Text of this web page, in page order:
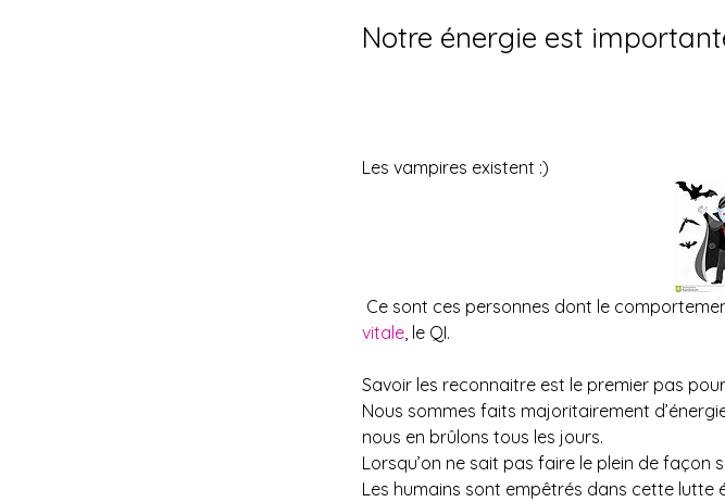
Notre énergie est
Les vampires existent :)
Ce sont ces personnes dont le
vitale, le QI.
Savoir les reconnaitre est le premier pas
Nous sommes faits majoritairement
nous en brûlons tous les jours.
Lorsqu’on ne sait pas faire le plein de façon
Les humains sont empêtrés dans cette